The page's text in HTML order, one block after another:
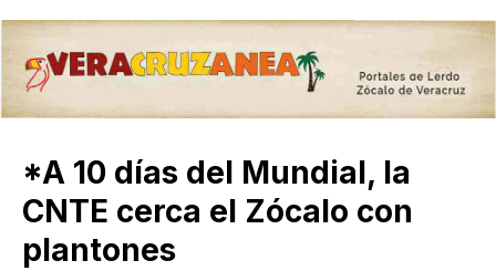
*A 10 días del Mundial, la
CNTE cerca el Zócalo con
plantones